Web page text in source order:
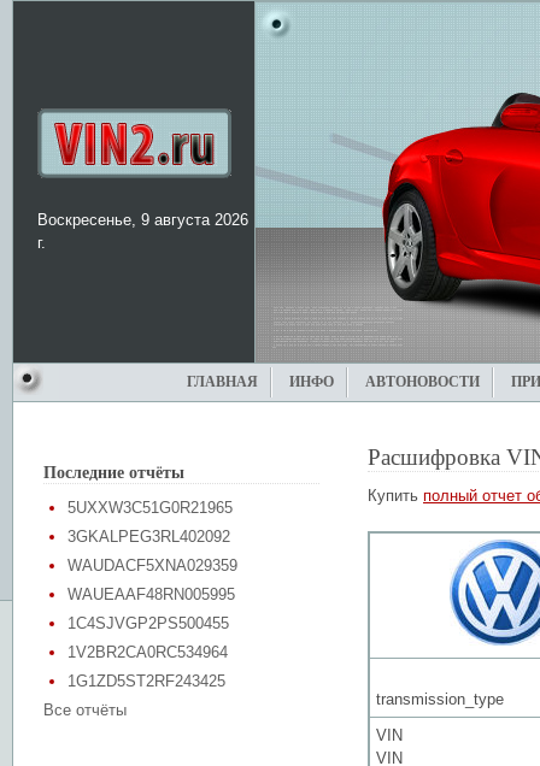
Воскресенье, 9 августа 2026
г.
ГЛАВНАЯ ИНФО АВТОНОВОСТИ
Последние отчёты
5UXXW3C51G0R21965
3GKALPEG3RL402092
WAUDACF5XNA029359
WAUEAAF48RN005995
1C4SJVGP2PS500455
1V2BR2CA0RC534964
1G1ZD5ST2RF243425
Все отчёты
Расшифровка
Купить полный отчет
transmission_type
VIN
VIN